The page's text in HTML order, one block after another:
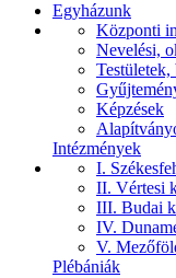
Egyházunk
Központi
Nevelési,
Testületek,
Képzések
Intézmények
I.
II. Vértesi
III. Budai
IV.
V.
Plébániák